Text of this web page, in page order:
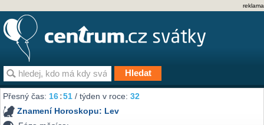
reklama
Přesný čas:16:51 / týden v roce:32
Znamení Horoskopu: Lev